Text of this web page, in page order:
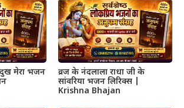
दुख मेरा भजन
व्रज के नंदलाला राधा जी के
सांवरिया भजन लिरिक्स |
Krishna Bhajan